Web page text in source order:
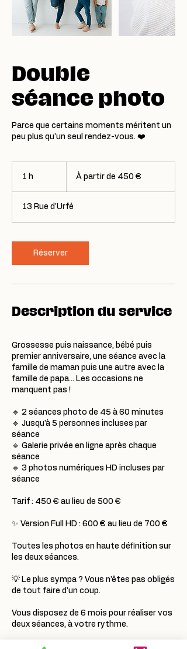
Double
séance photo
Parce que certains moments méritent un
1 h
partir
euros
À partir de 450 €
13 Rue d'Urfé
Réserver
Description du service
Grossesse puis naissance, bébé puis
premier anniversaire, une séance avec la
famille de maman puis une autre avec la
famille de papa... Les occasions ne
manquent pas !
🔹 2 séances photo de 45 à 60 minutes
🔹 Jusqu'à 5 personnes incluses par
séance
🔹 Galerie privée en ligne après chaque
séance
🔹 3 photos numériques HD incluses par
séance
Tarif : 450 € au lieu de 500 €
✨ Version Full HD : 600 € au lieu de 700 €
Toutes les photos en haute définition sur
les deux séances.
💡 Le plus sympa ? Vous n'êtes pas obligés
de tout faire d'un coup.
Vous disposez de 6 mois pour réaliser vos
deux séances, à votre rythme.
Et entre nous, voir une histoire se